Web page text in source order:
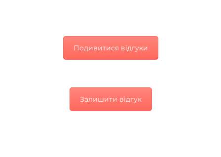
Подивитися відгуки
Залишити відгук